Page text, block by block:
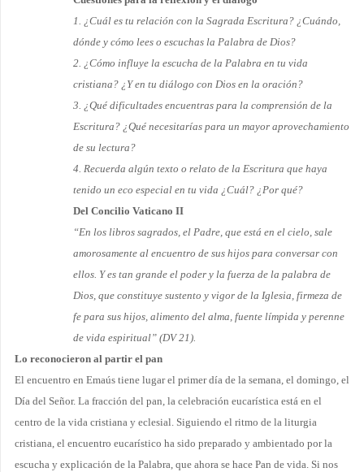
1. ¿Cuál es tu relación con la Sagrada Escritura? ¿Cuándo,
dónde y cómo lees o escuchas la Palabra de Dios?
2. ¿Cómo influye la escucha de la Palabra en tu vida
cristiana? ¿Y en tu diálogo con Dios en la oración?
3. ¿Qué dificultades encuentras para la comprensión de la
Escritura? ¿Qué necesitarías para un mayor aprovecha­miento
de su lectura?
4. Recuerda algún texto o relato de la Escritura que haya
tenido un eco especial en tu vida ¿Cuál? ¿Por qué?
Del Concilio Vaticano II
“En los libros sagrados, el Padre, que está en el cielo, sale
amorosamente al encuentro de sus hijos para conversar con
ellos. Y es tan grande el poder y la fuerza de la palabra de
Dios, que constituye sustento y vigor de la Iglesia, firmeza de
fe para sus hijos, alimento del alma, fuente límpida y perenne
de vida espiri­tual” (DV 21).
Lo reconocieron al partir el pan
El encuentro en Emaús tiene lugar el primer día de la semana, el domingo, el
Día del Señor. La fracción del pan, la celebración eucarística está en el
centro de la vida cristiana y eclesial. Siguiendo el ritmo de la liturgia
cristiana, el encuentro eucarístico ha sido preparado y ambientado por la
escucha y explicación de la Palabra, que ahora se hace Pan de vida. Si nos